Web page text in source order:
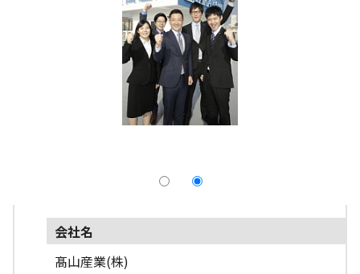
会社案内
商品・サービス
導入事例
よくあるご質問
English
会社名
髙山産業(株)